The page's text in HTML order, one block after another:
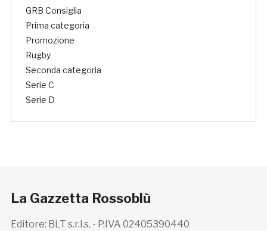
GRB Consiglia
Prima categoria
Promozione
Rugby
Seconda categoria
Serie C
Serie D
La Gazzetta Rossoblù
Editore: BLT s.r.l.s. - P.IVA 02405390440